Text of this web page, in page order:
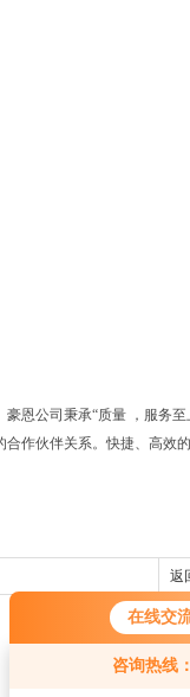
在线交
咨询热线
豪恩公司秉承“质量 ，服务至
作伙伴关系。快捷、高效
返